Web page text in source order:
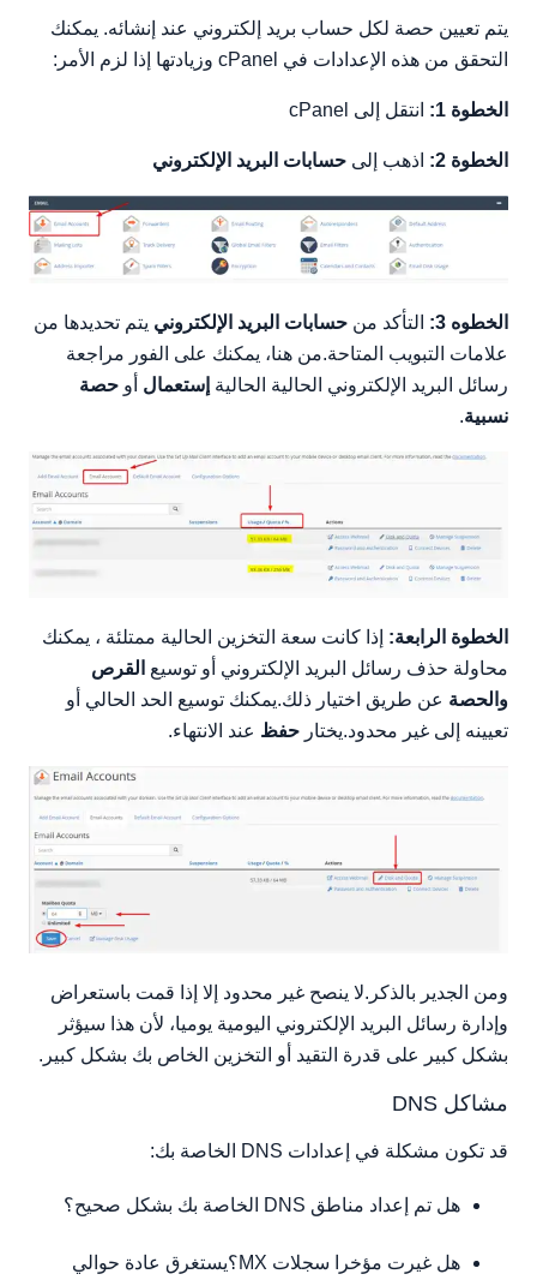
يتم تعيين حصة لكل حساب بريد إلكتروني عند إنشائه. يمكنك
التحقق من هذه الإعدادات في cPanel وزيادتها إذا لزم الأمر:
الخطوة 1: انتقل إلى cPanel
الخطوة 2: اذهب إلى حسابات البريد الإلكتروني
الخطوه 3: التأكد من حسابات البريد الإلكتروني يتم تحديدها من
علامات التبويب المتاحة.من هنا، يمكنك على الفور مراجعة
رسائل البريد الإلكتروني الحالية الحالية إستعمال أو حصة
نسبية.
الخطوة الرابعة: إذا كانت سعة التخزين الحالية ممتلئة ، يمكنك
محاولة حذف رسائل البريد الإلكتروني أو توسيع القرص
والحصة عن طريق اختيار ذلك.يمكنك توسيع الحد الحالي أو
تعيينه إلى غير محدود.يختار حفظ عند الانتهاء.
ومن الجدير بالذكر.لا ينصح غير محدود إلا إذا قمت باستعراض
وإدارة رسائل البريد الإلكتروني اليومية يوميا، لأن هذا سيؤثر
بشكل كبير على قدرة التقيد أو التخزين الخاص بك بشكل كبير.
مشاكل DNS
قد تكون مشكلة في إعدادات DNS الخاصة بك:
هل تم إعداد مناطق DNS الخاصة بك بشكل صحيح؟
هل غيرت مؤخرا سجلات MX؟يستغرق عادة حوالي